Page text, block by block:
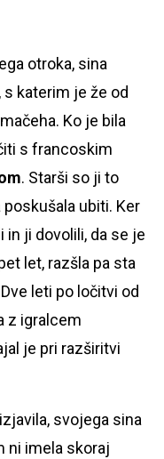
otroka, sina
, s katerim je že od
Ko je bila
s francoskim
. Starši so ji to
ubiti. Ker
ji dovolili, da se je
let, razšla pa sta
leti po ločitvi od
z igralcem
je pri razširitvi
svojega sina
ni imela skoraj